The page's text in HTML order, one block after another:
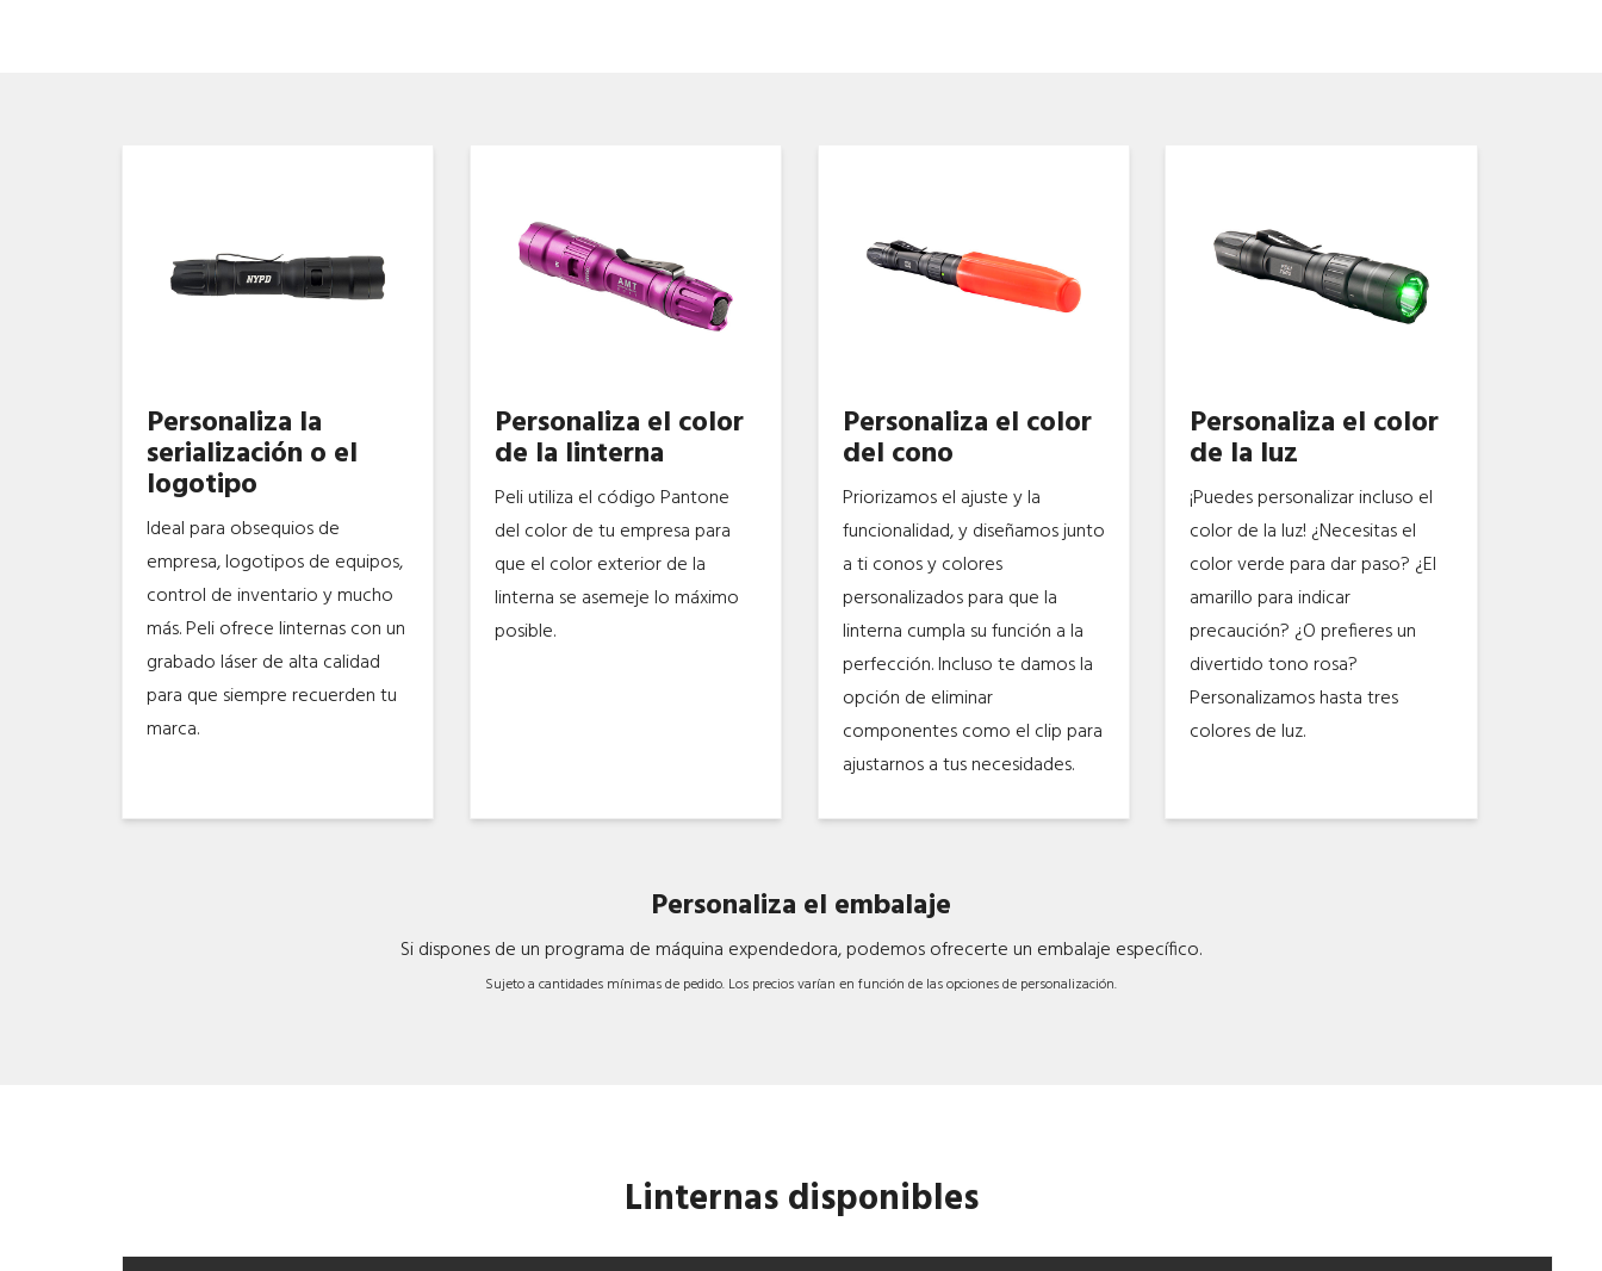
Personaliza la
serialización o el
logotipo
Ideal para obsequios de
empresa, logotipos de equipos,
control de inventario y mucho
más. Peli ofrece linternas con un
grabado láser de alta calidad
para que siempre recuerden tu
marca.
Personaliza el color
de la linterna
Peli utiliza el código Pantone
del color de tu empresa para
que el color exterior de la
linterna se asemeje lo máximo
posible.
Personaliza el color
del cono
Priorizamos el ajuste y la
funcionalidad, y diseñamos junto
a ti conos y colores
personalizados para que la
linterna cumpla su función a la
perfección. Incluso te damos la
opción de eliminar
componentes como el clip para
ajustarnos a tus necesidades.
Personaliza el color
de la luz
¡Puedes personalizar incluso el
color de la luz! ¿Necesitas el
color verde para dar paso? ¿El
amarillo para indicar
precaución? ¿O prefieres un
divertido tono rosa?
Personalizamos hasta tres
colores de luz.
Personaliza el embalaje
Si dispones de un programa de máquina expendedora, podemos ofrecerte un embalaje específico.
Sujeto a cantidades mínimas de pedido. Los precios varían en función de las opciones de personalización.
Linternas disponibles